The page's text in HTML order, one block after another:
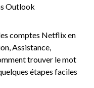
Outlook
comptes Netflix en
Assistance,
trouver le mot
étapes faciles